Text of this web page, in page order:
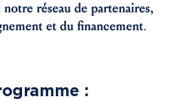
réseau de partenaires,
et du financement.
: